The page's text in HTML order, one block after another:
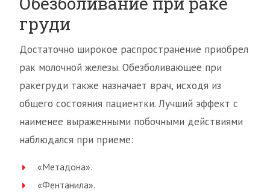
груди
Достаточно широкое распространение приобрел
рак молочной железы. Обезболивающее при
ракегруди также назначает врач, исходя из
общего состояния пациентки. Лучший эффект с
наименее выраженными побочными действиями
наблюдался при приеме:
«Метадона».
«Фентанила».